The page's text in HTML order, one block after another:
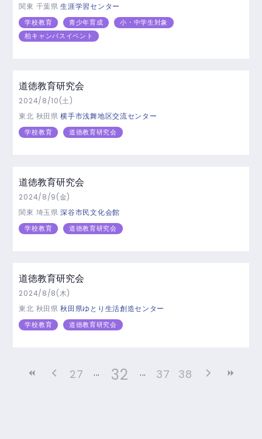
関東 千葉県生涯学習センター
学校教育 青少年育成
小・中学生対象
柏キャンパスイベント
道徳教育研究会
2024/8/10(土)
東北 秋田県横手市浅舞地区交流センター
学校教育 道徳教育研究会
道徳教育研究会
2024/8/9(金)
関東 埼玉県深谷市民文化会館
学校教育 道徳教育研究会
道徳教育研究会
2024/8/8(木)
東北 秋田県秋田県ゆとり生活創造センター
学校教育 道徳教育研究会
27 32 37 38